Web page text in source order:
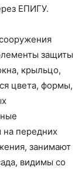
ЕПИГУ.
защиты
крыльцо,
цвета, формы,
передних
занимают
видимы со